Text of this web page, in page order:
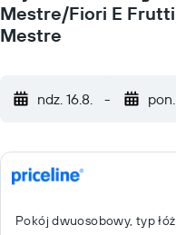
Mestre/Fiori E
Mestre
ndz. 16.8. - pon.
Pokój dwuosobowy, typ